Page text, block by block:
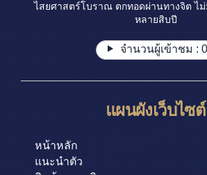
ไสยศาสตร์โบราณ ตกทอดผ่านทางจิต ไม่
หลายสิบปี
จำนวนผู้เข้าชม : 0
แผนผังเว็บไซต์
หน้าหลัก
แนะนำตัว